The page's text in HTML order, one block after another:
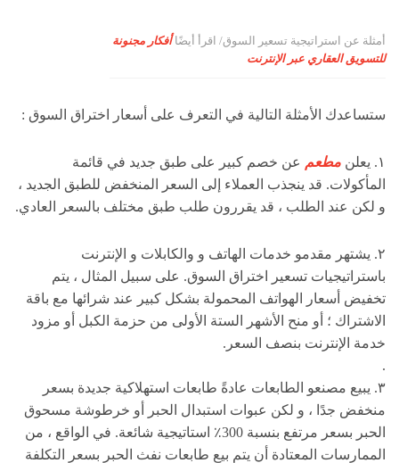
أمثلة عن استراتيجية تسعير السوق/ اقرأ أيضًاأفكار مجنونة
للتسويق العقاري عبر الإنترنت
ستساعدك الأمثلة التالية في التعرف على أسعار اختراق السوق :
١. يعلن مطعم عن خصم كبير على طبق جديد في قائمة
المأكولات. قد ينجذب العملاء إلى السعر المنخفض للطبق الجديد ،
و لكن عند الطلب ، قد يقررون طلب طبق مختلف بالسعر العادي.
٢. يشتهر مقدمو خدمات الهاتف و والكابلات و الإنترنت
باستراتيجيات تسعير اختراق السوق. على سبيل المثال ، يتم
تخفيض أسعار الهواتف المحمولة بشكل كبير عند شرائها مع باقة
الاشتراك ؛ أو منح الأشهر الستة الأولى من حزمة الكبل أو مزود
خدمة الإنترنت بنصف السعر.
.
٣. يبيع مصنعو الطابعات عادةً طابعات استهلاكية جديدة بسعر
منخفض جدًا ، و لكن عبوات استبدال الحبر أو خرطوشة مسحوق
الحبر بسعر مرتفع بنسبة 300٪ استاتيجية شائعة. في الواقع ، من
الممارسات المعتادة أن يتم بيع طابعات نفث الحبر بسعر التكلفة